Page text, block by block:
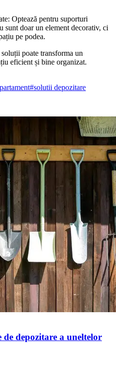
Optează pentru suporturi
sunt doar un element decorativ, ci
pe podea.
poate transforma un
eficient și bine organizat.
#solutii depozitare
de depozitare a uneltelor